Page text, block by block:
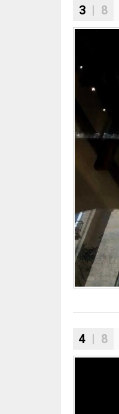
3 | 8
4 | 8